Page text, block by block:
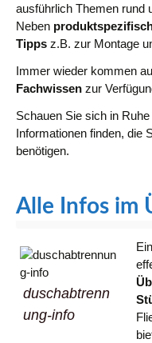
ausführlich Themen rund
Neben
Tipps z.B. zur Montage
Immer wieder kommen
Fachwissen zur
Schauen Sie sich in
Informationen finden, die
benötigen.
Alle Infos im
duschabtrenn
ung-info